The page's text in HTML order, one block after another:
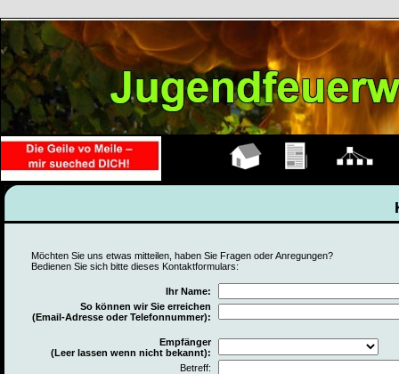
Möchten Sie uns etwas mitteilen, haben Sie Fragen oder Anregungen?
Bedienen Sie sich bitte dieses Kontaktformulars:
Ihr Name:
So können wir Sie erreichen
(Email-Adresse oder Telefonnummer):
Empfänger
(Leer lassen wenn nicht bekannt):
Betreff: